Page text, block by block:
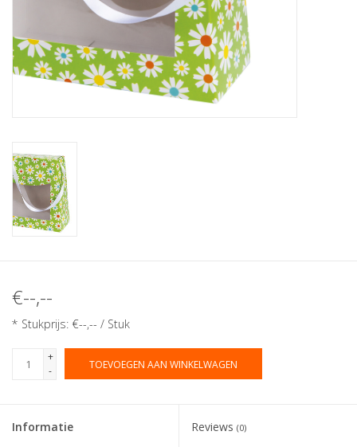
Showroomdagen
Catalogus: luxe dozen
€--,--
* Stukprijs: €--,-- / Stuk
+
-
TOEVOEGEN AAN WINKELWAGEN
Informatie Reviews (0)